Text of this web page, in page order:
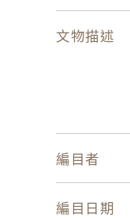
文物描述
編目者
編目日期